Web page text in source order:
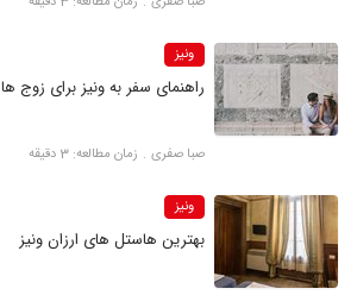
ونیز
راهنمای سفر به ونیز برای زوج ها
صبا صفری زمان مطالعه: 3 دقیقه
ونیز
بهترین هاستل های ارزان ونیز